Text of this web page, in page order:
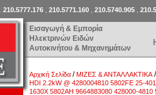
Εισαγωγή & Εμπορία
Ηλεκτρινών Ειδών
Αυτοκινήτου & Μηχανημάτων
210.5777.176 210.5771.160 210.5740.905
Αρχική Σελίδα /ΜΙΖΕΣ & ΑΝΤΑΛΛΑΚΤΙΚΑ
HDI 2.2kW @ 4280004810 5802FE 25-
1630X 5802AH 9664883080 428000-